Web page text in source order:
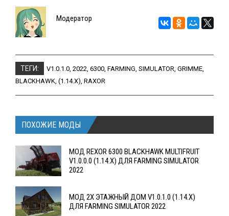
Модератор
ТЕГИ: V1.0.1.0, 2022, 6300, FARMING, SIMULATOR, GRIMME,
BLACKHAWK, (1.14.X), RAXOR
ПОХОЖИЕ МОДЫ
МОД REXOR 6300 BLACKHAWK MULTIFRUIT
V1.0.0.0 (1.14.X) ДЛЯ FARMING SIMULATOR
2022
МОД 2Х ЭТАЖНЫЙ ДОМ V1.0.1.0 (1.14.X)
ДЛЯ FARMING SIMULATOR 2022